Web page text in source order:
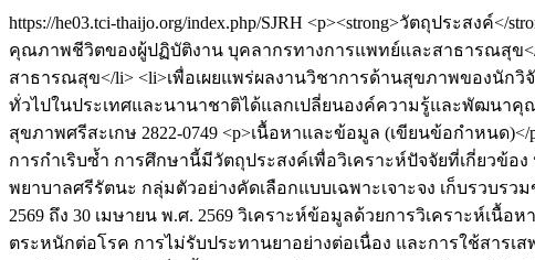
https://he03.tci-thaijo.org/index.php/SJRH <p><strong>วัตถุประสงค์</
คุณภาพชีวิตของผู้ปฏิบัติงาน บุคลากรทางการแพทย์และสาธารณสุข
สาธารณสุข</li> <li>เพื่อเผยแพร่ผลงานวิชาการด้านสุขภาพของนัก
ทั่วไปในประเทศและนานาชาติได้แลกเปลี่ยนองค์ความรู้และพัฒนา
สุขภาพศรีสะเกษ 2822-0749 <p>เนื้อหาและข้อมูล (เขียนข้อกำหนด)</
การกำเริบซ้ำ การศึกษานี้มีวัตถุประสงค์เพื่อวิเคราะห์ปัจจัยที่เกี่ยวข้
พยาบาลศรีรัตนะ กลุ่มตัวอย่างคัดเลือกแบบเฉพาะเจาะจง เก็บรวบร
2569 ถึง 30 เมษายน พ.ศ. 2569 วิเคราะห์ข้อมูลด้วยการวิเคราะห์เนื้อ
ตระหนักต่อโรค การไม่รับประทานยาอย่างต่อเนื่อง และการใช้สาร